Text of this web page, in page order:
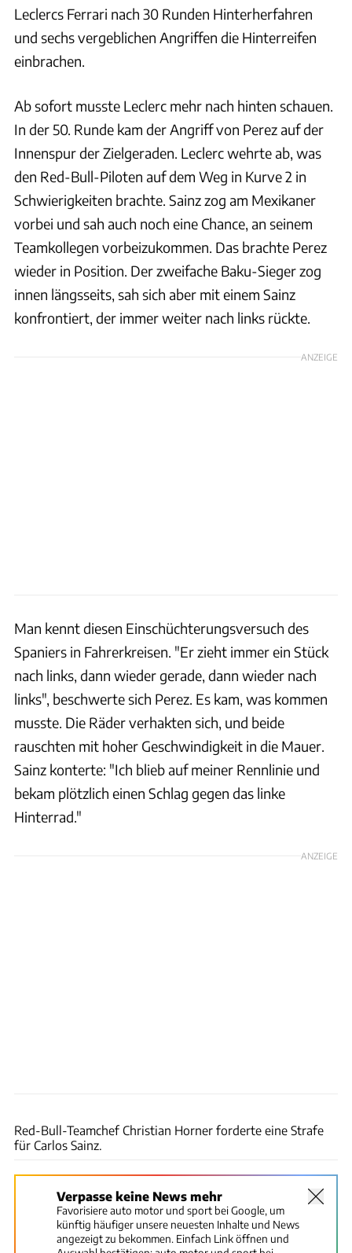
Leclercs Ferrari nach 30 Runden Hinterherfahren
und sechs vergeblichen Angriffen die Hinterreifen
einbrachen.
Ab sofort musste Leclerc mehr nach hinten schauen.
In der 50. Runde kam der Angriff von Perez auf der
Innenspur der Zielgeraden. Leclerc wehrte ab, was
den Red-Bull-Piloten auf dem Weg in Kurve 2 in
Schwierigkeiten brachte. Sainz zog am Mexikaner
vorbei und sah auch noch eine Chance, an seinem
Teamkollegen vorbeizukommen. Das brachte Perez
wieder in Position. Der zweifache Baku-Sieger zog
innen längsseits, sah sich aber mit einem Sainz
konfrontiert, der immer weiter nach links rückte.
ANZEIGE
Man kennt diesen Einschüchterungsversuch des
Spaniers in Fahrerkreisen. "Er zieht immer ein Stück
nach links, dann wieder gerade, dann wieder nach
links", beschwerte sich Perez. Es kam, was kommen
musste. Die Räder verhakten sich, und beide
rauschten mit hoher Geschwindigkeit in die Mauer.
Sainz konterte: "Ich blieb auf meiner Rennlinie und
bekam plötzlich einen Schlag gegen das linke
Hinterrad."
ANZEIGE
Red-Bull-Teamchef Christian Horner forderte eine Strafe
für Carlos Sainz.
Verpasse keine News mehr
Favorisiere auto motor und sport bei Google, um
künftig häufiger unsere neuesten Inhalte und News
angezeigt zu bekommen. Einfach Link öffnen und